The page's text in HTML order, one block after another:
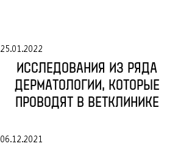
25.01.2022
ИССЛЕДОВАНИЯ ИЗ РЯДА
ДЕРМАТОЛОГИИ, КОТОРЫЕ
ПРОВОДЯТ В ВЕТКЛИНИКЕ
06.12.2021